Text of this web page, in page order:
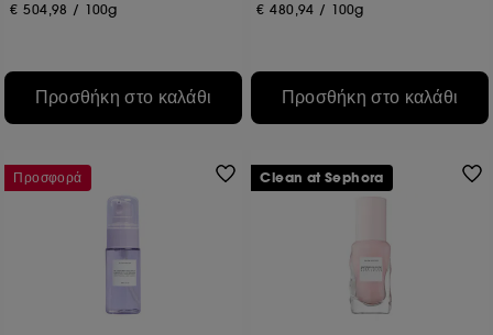
€ 504,98 / 100g
Προσθήκη στο καλάθι
€ 480,94 / 100g
Προσθήκη στο καλάθι
Προσφορά Clean at Sephora